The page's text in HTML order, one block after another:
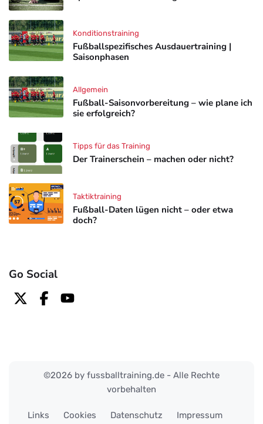
Fußballspezifisches Ausdauertraining |
Saisonphasen
Konditionstraining
Fußball-Saisonvorbereitung – wie plane ich
sie erfolgreich?
Allgemein
Der Trainerschein – machen oder nicht?
Tipps für das Training
Fußball-Daten lügen nicht – oder etwa
doch?
Taktiktraining
Go Social
©2026 by fussballtraining.de - Alle Rechte
vorbehalten
Links Cookies Datenschutz Impressum